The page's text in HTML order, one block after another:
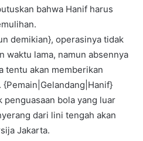
bahwa Hanif harus
demikian}, operasinya tidak
waktu lama, namun absennya
tentu akan memberikan
bola yang luar
dari lini tengah akan
Jakarta.